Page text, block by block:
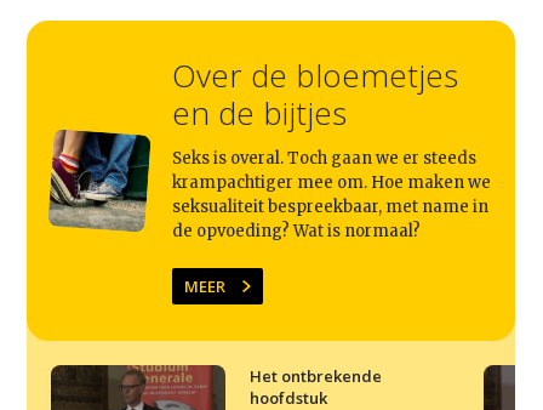
Podcast
Artikelen
Contact
Over de bloemetjes
en de bijtjes
Seks is overal. Toch gaan we er steeds
krampachtiger mee om. Hoe maken we
seksualiteit bespreekbaar, met name in
de opvoeding? Wat is normaal?
MEER
Het ontbrekende
hoofdstuk